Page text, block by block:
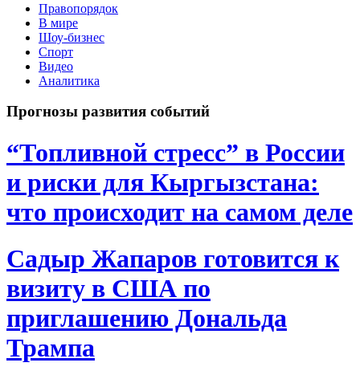
Правопорядок
В мире
Шоу-бизнес
Спорт
Видео
Аналитика
Прогнозы развития событий
“Топливной стресс” в России
и риски для Кыргызстана:
что происходит на самом деле
Садыр Жапаров готовится к
визиту в США по
приглашению Дональда
Трампа